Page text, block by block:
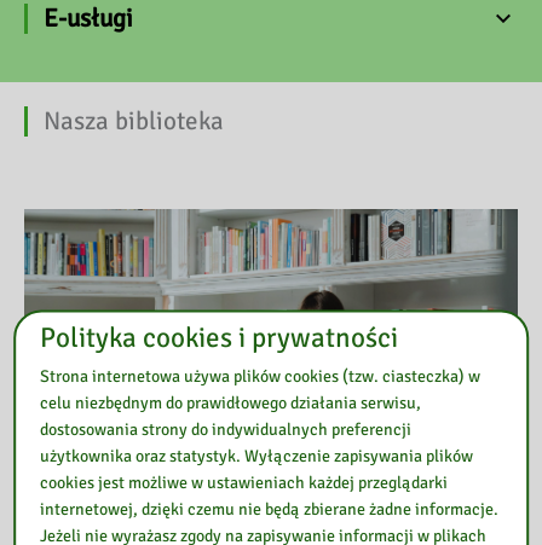
E-usługi
Nasza biblioteka
Polityka cookies i prywatności
Strona internetowa używa plików cookies (tzw. ciasteczka) w
celu niezbędnym do prawidłowego działania serwisu,
dostosowania strony do indywidualnych preferencji
użytkownika oraz statystyk. Wyłączenie zapisywania plików
cookies jest możliwe w ustawieniach każdej przeglądarki
internetowej, dzięki czemu nie będą zbierane żadne informacje.
Jeżeli nie wyrażasz zgody na zapisywanie informacji w plikach